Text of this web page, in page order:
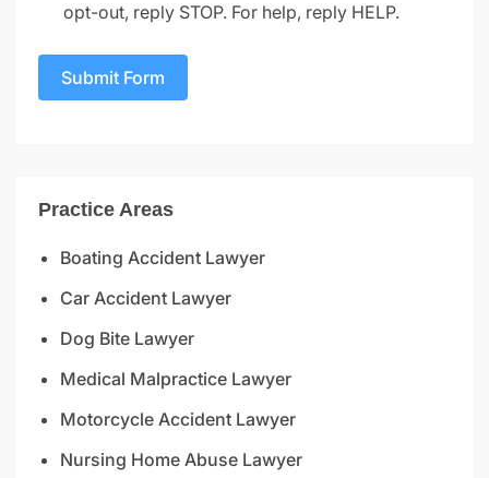
opt-out, reply STOP. For help, reply HELP.
Submit Form
Practice Areas
Boating Accident Lawyer
Car Accident Lawyer
Dog Bite Lawyer
Medical Malpractice Lawyer
Motorcycle Accident Lawyer
Nursing Home Abuse Lawyer